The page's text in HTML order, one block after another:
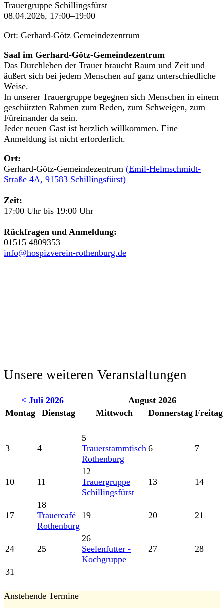
Trauergruppe Schillingsfürst
08.04.2026, 17:00–19:00
Ort: Gerhard-Götz Gemeindezentrum
Saal im Gerhard-Götz-Gemeindezentrum
Das Durchleben der Trauer braucht Raum und Zeit und
äußert sich bei jedem Menschen auf ganz unterschiedliche
Weise.
In unserer Trauergruppe begegnen sich Menschen in einem
geschützten Rahmen zum Reden, zum Schweigen, zum
Füreinander da sein.
Jeder neuen Gast ist herzlich willkommen. Eine
Anmeldung ist nicht erforderlich.
Ort:
Gerhard-Götz-Gemeindezentrum (Emil-Helmschmidt-
Straße 4A, 91583 Schillingsfürst)
Zeit:
17:00 Uhr bis 19:00 Uhr
Rückfragen und Anmeldung:
01515 4809353
info@hospizverein-rothenburg.de
Unsere weiteren Veranstaltungen
< Juli 2026
August 2026
Montag
Dienstag Mittwoch Donnerstag Freitag
3 4
5
Trauerstammtisch
Rothenburg
6 7
10 11
12
Trauergruppe
Schillingsfürst
13 14
17
18
Trauercafé
Rothenburg
19 20 21
24 25
26
Seelenfutter -
Kochgruppe
27 28
31
Anstehende Termine